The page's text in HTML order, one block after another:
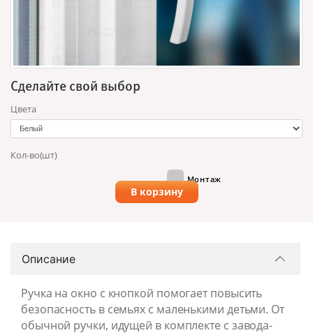
Сделайте свой выбор
Цвета
Кол-во(шт)
Монтаж
В корзину
Описание
Ручка на окно с кнопкой помогает повысить
безопасность в семьях с маленькими детьми. От
обычной ручки, идущей в комплекте с завода-